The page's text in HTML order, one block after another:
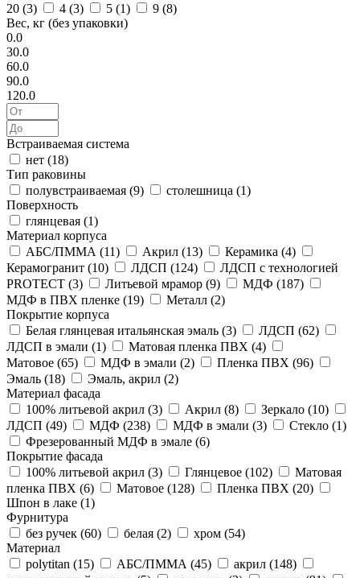
20 (3) 4 (3) 5 (1) 9 (8)
Вес, кг (без упаковки)
0.0
30.0
60.0
90.0
120.0
Встраиваемая система
нет (18)
Тип раковины
полувстраиваемая (9) столешница (1)
Поверхность
глянцевая (1)
Материал корпуса
АБС/ПММА (11) Акрил (13) Керамика (4)
Керамогранит (10) ЛДСП (124)
ЛДСП с технологией
PROTECT (3) Литьевой мрамор (9) МДФ (187)
МДФ в ПВХ пленке (19) Металл (2)
Покрытие корпуса
Белая глянцевая итальянская эмаль (3) ЛДСП (62)
ЛДСП в эмали (1) Матовая пленка ПВХ (4)
Матовое (65) МДФ в эмали (2) Пленка ПВХ (96)
Эмаль (18) Эмаль, акрил (2)
Материал фасада
100% литьевой акрил (3) Акрил (8) Зеркало (10)
ЛДСП (49) МДФ (238) МДФ в эмали (3) Стекло (1)
Фрезерованный МДФ в эмале (6)
Покрытие фасада
100% литьевой акрил (3) Глянцевое (102)
Матовая
пленка ПВХ (6) Матовое (128) Пленка ПВХ (20)
Шпон в лаке (1)
Фурнитура
без ручек (60) белая (2) хром (54)
Материал
polytitan (15) АБС/ПММА (45) акрил (148)